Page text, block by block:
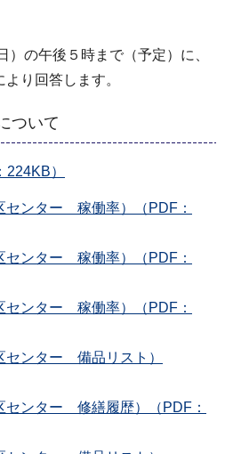
の午後５時まで（予定）に、
り回答します。
ついて
）
センター 稼働率）（PDF：
センター 稼働率）（PDF：
センター 稼働率）（PDF：
センター 備品リスト）
センター 修繕履歴）（PDF：